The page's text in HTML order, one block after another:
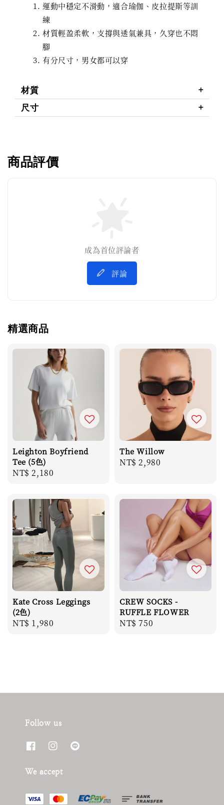
運動中穩定不滑動，適合瑜伽、皮拉提斯等訓
練
材質輕盈柔軟，支撐與透氣兼具，久穿也不悶
腳
有分尺寸，男女都可以穿
材質
尺寸
商品評價
成為首位評論者
評論
精選商品
Leighton Boyfriend
Tee (5色)
Regular
NT$ 2,180
The Willow
Regular
NT$ 2,980
Kate Cross Leggings
(2色)
Regular
NT$ 1,980
CREW SOCKS -
RUFFLE FLOWER
Regular
NT$ 750
Follow us
We accept